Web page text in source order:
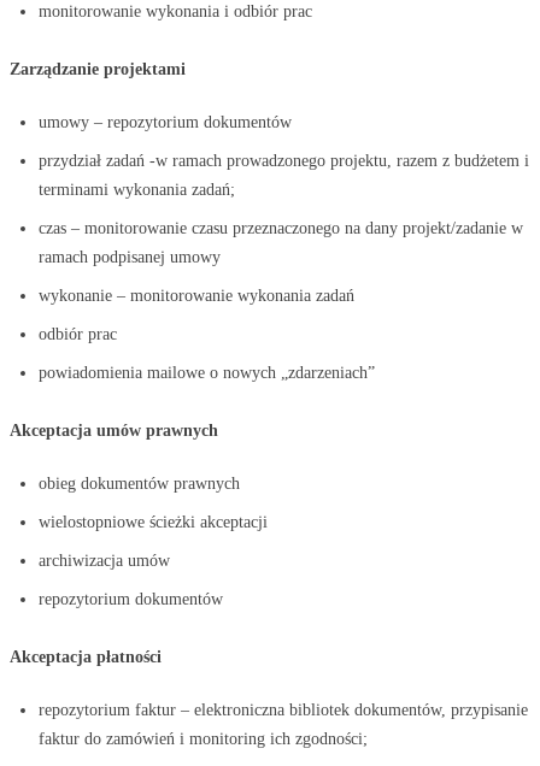
monitorowanie wykonania i odbiór prac
Zarządzanie projektami
umowy – repozytorium dokumentów
przydział zadań -w ramach prowadzonego projektu, razem z budżetem i
terminami wykonania zadań;
czas – monitorowanie czasu przeznaczonego na dany projekt/zadanie w
ramach podpisanej umowy
wykonanie – monitorowanie wykonania zadań
odbiór prac
powiadomienia mailowe o nowych „zdarzeniach”
Akceptacja umów prawnych
obieg dokumentów prawnych
wielostopniowe ścieżki akceptacji
archiwizacja umów
repozytorium dokumentów
Akceptacja płatności
repozytorium faktur – elektroniczna bibliotek dokumentów, przypisanie
faktur do zamówień i monitoring ich zgodności;